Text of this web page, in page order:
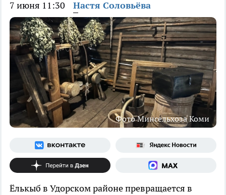
7 июня 11:30 Настя Соловьёва
Фото Минсельхоза Коми
Ёлькыб в Удорском районе превращается в